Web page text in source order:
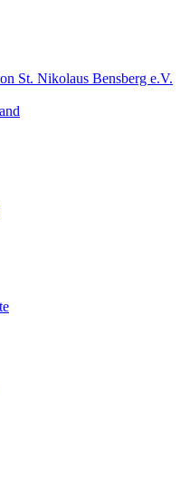
St. Nikolaus Bensberg e.V.